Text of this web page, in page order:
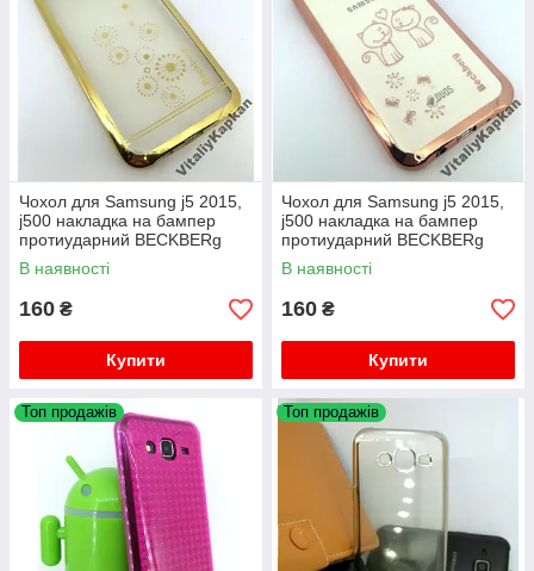
Чохол для Samsung j5 2015,
j500 накладка на бампер
протиударний BECKBERg
В наявності
160 ₴
Купити
Чохол для Samsung j5 2015,
j500 накладка на бампер
протиударний BECKBERg
В наявності
160 ₴
Купити
Топ продажів Топ продажів